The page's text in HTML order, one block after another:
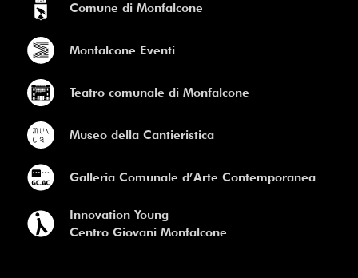
Comune di Monfalcone
Monfalcone Eventi
Teatro comunale di Monfalcone
Museo della Cantieristica
Galleria Comunale d’Arte Contemporanea
Innovation Young
Centro Giovani Monfalcone